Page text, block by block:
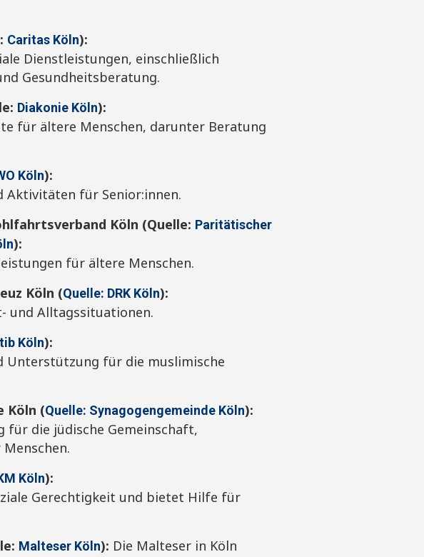
Caritas Köln):
Dienstleistungen, einschließlich
Gesundheitsberatung.
Diakonie Köln):
für ältere Menschen, darunter Beratung
Köln):
Aktivitäten für Senior:innen.
Köln (Quelle: Paritätischer
):
für ältere Menschen.
Köln (Quelle: DRK Köln):
und Alltagssituationen.
Köln):
Unterstützung für die muslimische
Köln (Quelle: Synagogengemeinde Köln):
die jüdische Gemeinschaft,
Köln):
Gerechtigkeit und bietet Hilfe für
Malteser Köln): Die Malteser in Köln